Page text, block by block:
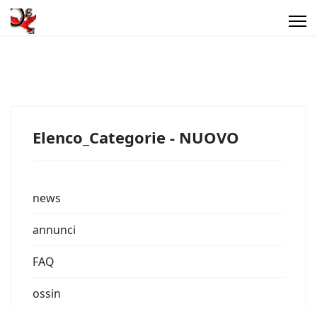
Elenco_Categorie - NUOVO
news
annunci
FAQ
ossin